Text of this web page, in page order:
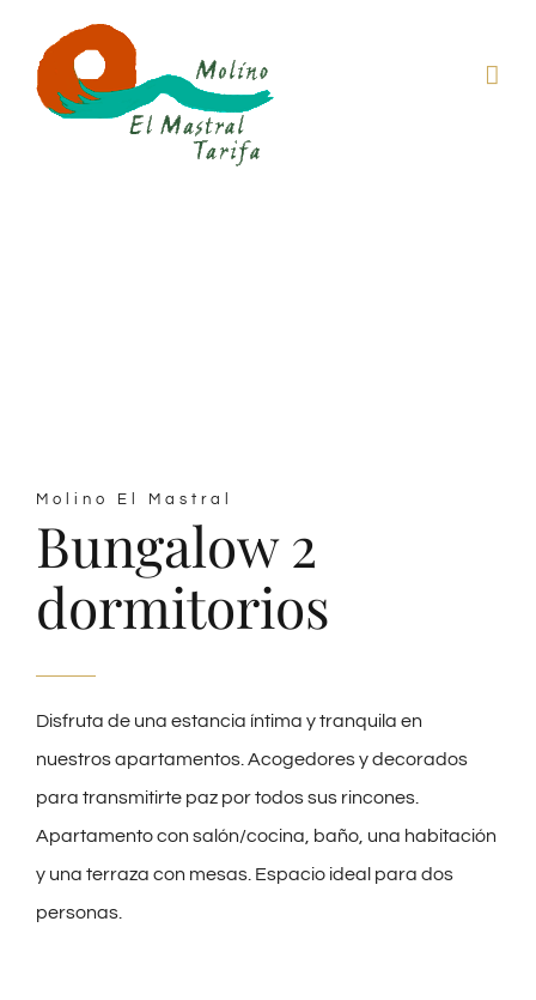
contenido
Molino El Mastral
Bungalow 2
dormitorios
Disfruta de una estancia íntima y tranquila en
nuestros apartamentos. Acogedores y decorados
para transmitirte paz por todos sus rincones.
Apartamento con salón/cocina, baño, una habitación
y una terraza con mesas. Espacio ideal para dos
personas.